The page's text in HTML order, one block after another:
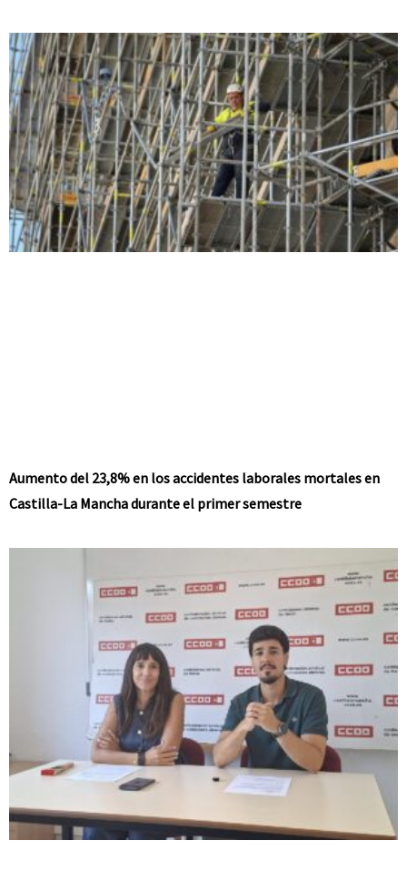
Aumento del 23,8% en los accidentes laborales mortales en
Castilla-La Mancha durante el primer semestre